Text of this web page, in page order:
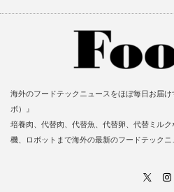
海外のフードテックニュースをほぼ毎日お届
ボ）』
培養肉、代替肉、代替魚、代替卵、代替ミル
機、ロボットまで海外の最新のフードテックニ